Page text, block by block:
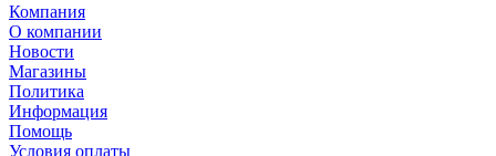
Компания
О компании
Новости
Магазины
Политика
Информация
Помощь
Условия оплаты